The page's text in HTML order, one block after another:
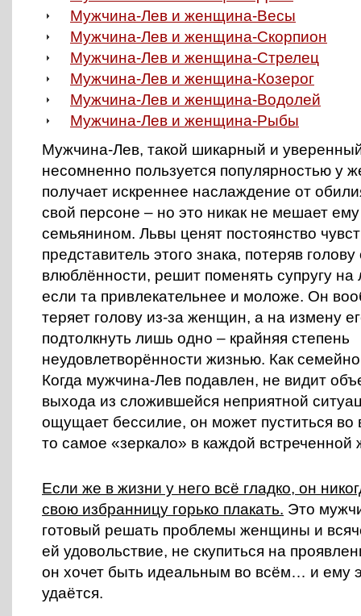
Мужчина-Лев и женщина-Весы
Мужчина-Лев и женщина-Скорпион
Мужчина-Лев и женщина-Стрелец
Мужчина-Лев и женщина-Козерог
Мужчина-Лев и женщина-Водолей
Мужчина-Лев и женщина-Рыбы
Мужчина-Лев, такой шикарный и
несомненно пользуется популярностью у
получает искреннее наслаждение от
свой персоне – но это никак не мешает
семьянином. Львы ценят постоянство
представитель этого знака, потеряв
влюблённости, решит поменять супругу
если та привлекательнее и моложе. Он
теряет голову из-за женщин, а на измену
подтолкнуть лишь одно – крайняя степень
неудовлетворённости жизнью. Как
Когда мужчина-Лев подавлен, не видит
выхода из сложившейся неприятной
ощущает бессилие, он может пуститься во
то самое «зеркало» в каждой
Если же в жизни у него всё гладко, он
свою избранницу горько плакать. Это
готовый решать проблемы женщины и
ей удовольствие, не скупиться на
он хочет быть идеальным во всём… и ему
удаётся.